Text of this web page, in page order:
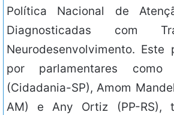
Política Nacional de
Diagnosticadas com
Neurodesenvolvimento. Este
por parlamentares como
(Cidadania-SP), Amom
AM) e Any Ortiz (PP-RS),